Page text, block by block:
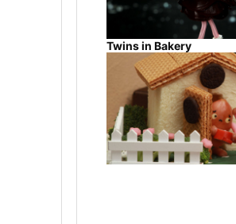
Twins in Bakery